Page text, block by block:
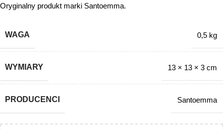
Oryginalny produkt marki Santoemma.
WAGA 0,5 kg
WYMIARY 13 × 13 × 3 cm
PRODUCENCI Santoemma